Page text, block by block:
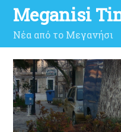
Meganisi
Νέα από το Μεγανήσι